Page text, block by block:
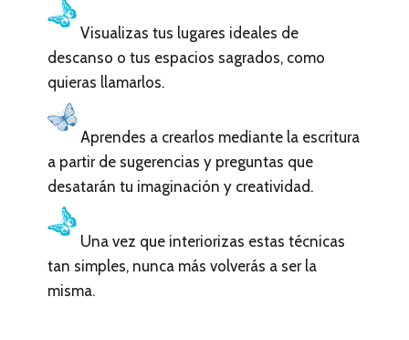
Visualizas tus lugares ideales de
descanso o tus espacios sagrados, como
quieras llamarlos.
Aprendes a crearlos mediante la escritura
a partir de sugerencias y preguntas que
desatarán tu imaginación y creatividad.
Una vez que interiorizas estas técnicas
tan simples, nunca más volverás a ser la
misma.